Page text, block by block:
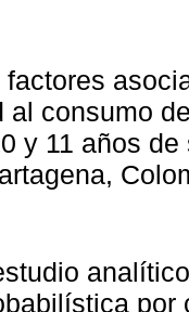
factores
al consumo
y 11 años